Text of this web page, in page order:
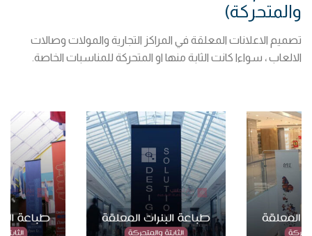
والمتحركة)
تصميم الاعلانات المعلقة في المراكز التجارية والمولات وصالات
الالعاب ، سواءا كانت الثابة منها او المتحركة للمناسبات الخاصة.